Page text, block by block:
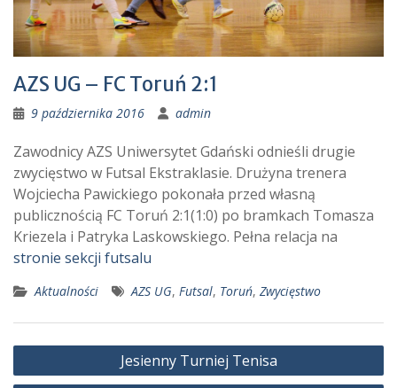
AZS UG – FC Toruń 2:1
9 października 2016 admin
Zawodnicy AZS Uniwersytet Gdański odnieśli drugie
zwycięstwo w Futsal Ekstraklasie. Drużyna trenera
Wojciecha Pawickiego pokonała przed własną
publicznością FC Toruń 2:1(1:0) po bramkach Tomasza
Kriezela i Patryka Laskowskiego. Pełna relacja na
stronie sekcji futsalu
Aktualności AZS UG, Futsal, Toruń, Zwycięstwo
Nawigacja
wpisu
Jesienny Turniej Tenisa